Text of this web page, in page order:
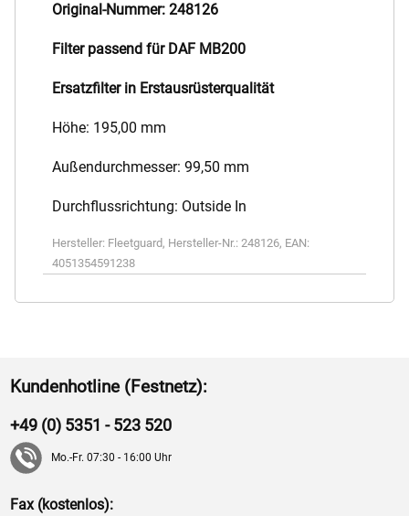
Original-Nummer: 248126
Filter passend für DAF MB200
Ersatzfilter in Erstausrüsterqualität
Höhe: 195,00 mm
Außendurchmesser: 99,50 mm
Durchflussrichtung: Outside In
Hersteller: Fleetguard , Hersteller-Nr.: 248126, EAN:
4051354591238
Kundenhotline (Festnetz):
+49 (0) 5351 - 523 520
Mo.-Fr. 07:30 - 16:00 Uhr
Fax (kostenlos):